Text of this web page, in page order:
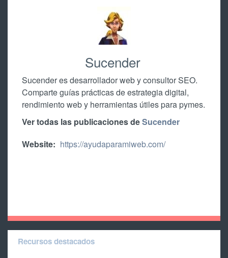
Sucender
Sucender es desarrollador web y consultor SEO.
Comparte guías prácticas de estrategia digital,
rendimiento web y herramientas útiles para pymes.
Ver todas las publicaciones deSucender
Website: https://ayudaparamiweb.com/
Recursos destacados